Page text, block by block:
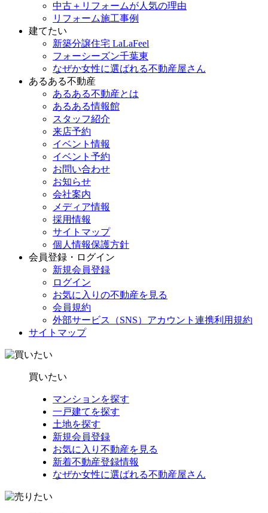
中古＋リフォームが人気の理由
リフォーム施工事例
建てたい
新築分譲住宅 LaLaFeel
フォーシーズン千葉東
なぜか女性に選ばれる不動産屋さん
あるある不動産
あるある不動産とは
あるある情報館
スタッフ紹介
来店予約
イベント情報
イベント予約
お問い合わせ
お知らせ
会社案内
メディア情報
採用情報
サイトマップ
個人情報保護方針
会員登録・ログイン
新規会員登録
ログイン
お気に入りの不動産を見る
会員規約
外部サービス（SNS）アカウント連携利用規約
サイトマップ
買いたい
マンションを探す
一戸建てを探す
土地を探す
新規会員登録
お気に入り不動産を見る
新着不動産登録情報
なぜか女性に選ばれる不動産屋さん